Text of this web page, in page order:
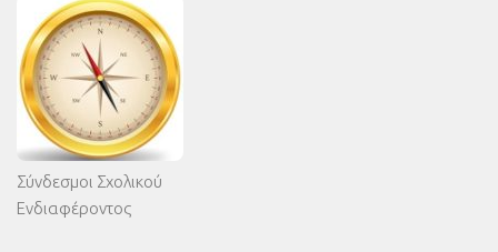
Σύνδεσμοι Σχολικού
Ενδιαφέροντος